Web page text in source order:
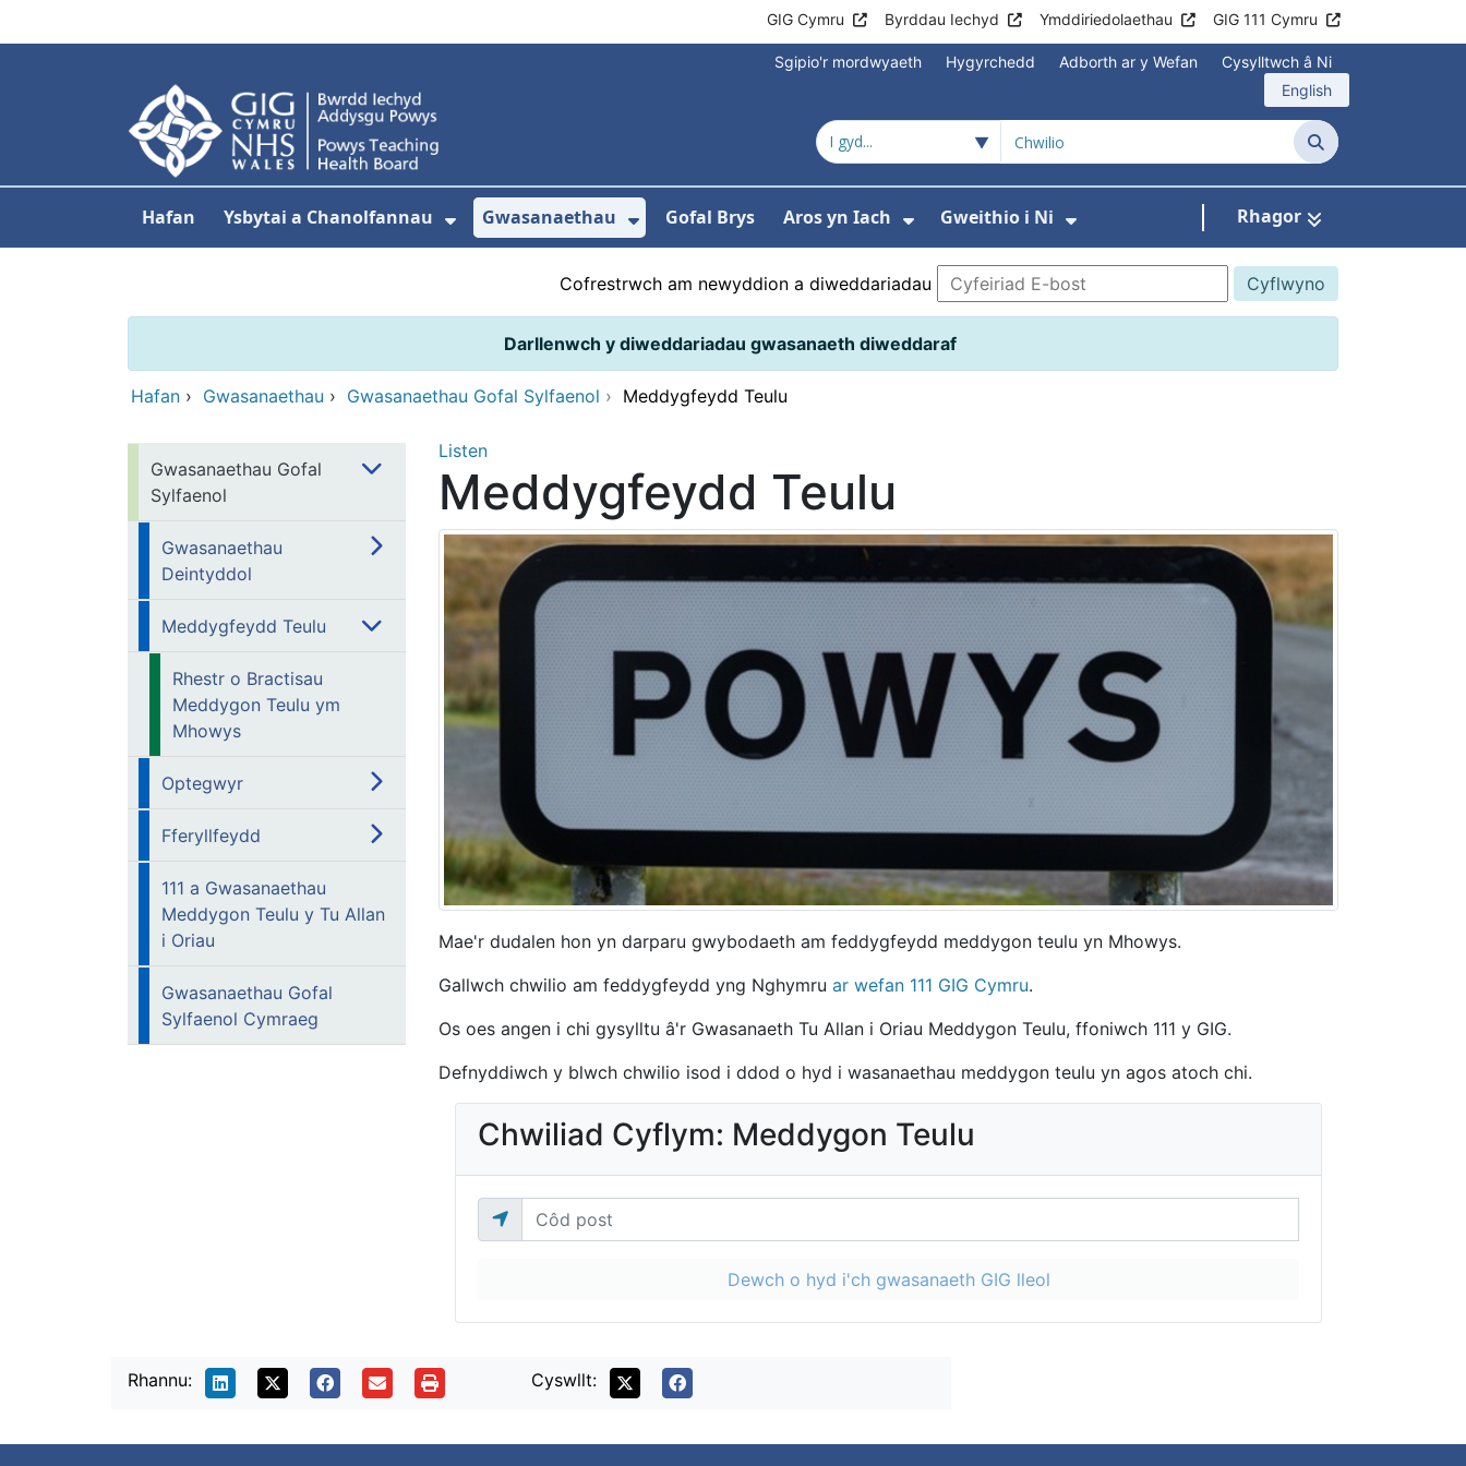
GIG Cymru Byrddau Iechyd Ymddiriedolaethau GIG 111 Cymru
Sgipio'r mordwyaeth Hygyrchedd Adborth ar y Wefan
Cysylltwch â Ni
English
Chwilio
Hafan Ysbytai a Chanolfannau
Dangos isddewislen ar gyfer Ysbytai a Chanolfannau
Gwasanaethau
Dangos isddewislen ar gyfer Gwasanaethau
Gofal Brys Aros yn Iach Gweithio i Ni Rhagor
Cofrestrwch am newyddion a diweddariadau
Darllenwch y diweddariadau gwasanaeth diweddaraf
Hafan › Gwasanaethau › Gwasanaethau Gofal Sylfaenol › Meddygfeydd Teulu
Gwasanaethau Gofal
Sylfaenol
Gwasanaethau
Deintyddol
Meddygfeydd Teulu
Rhestr o Bractisau
Meddygon Teulu ym
Mhowys
Optegwyr
Fferyllfeydd
111 a Gwasanaethau
Meddygon Teulu y Tu Allan
i Oriau
Gwasanaethau Gofal
Sylfaenol Cymraeg
Listen
Meddygfeydd Teulu
Mae'r dudalen hon yn darparu gwybodaeth am feddygfeydd meddygon teulu yn Mhowys.
Gallwch chwilio am feddygfeydd yng Nghymru ar wefan 111 GIG Cymru.
Os oes angen i chi gysylltu â'r Gwasanaeth Tu Allan i Oriau Meddygon Teulu, ffoniwch 111 y GIG.
Defnyddiwch y blwch chwilio isod i ddod o hyd i wasanaethau meddygon teulu yn agos atoch chi.
Chwiliad Cyflym: Meddygon Teulu
Dewch o hyd i'ch gwasanaeth GIG lleol
Rhannu: Cyswllt: